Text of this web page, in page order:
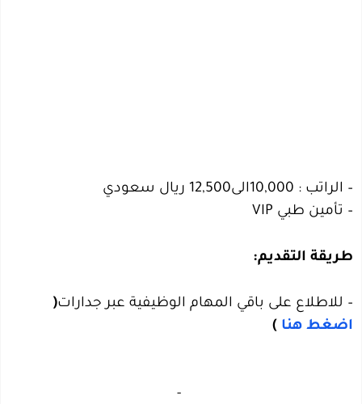
– الراتب : 10,000الى12,500
ريال سعودي
– تأمين طبي VIP
طريقة التقديم:
– للاطلاع على باقي المهام الوظيفية عبر جدارات(
اضغط هنا )
-‏